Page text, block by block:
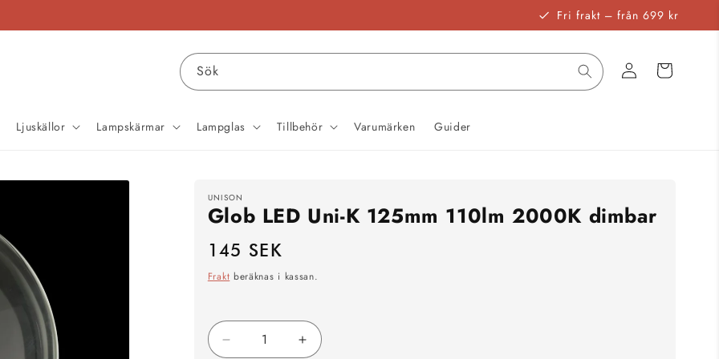
Fri frakt – från 699 kr
Ljuskällor Lampskärmar Lampglas Tillbehör Varumärken Guider
Sök
Logga
in
Varukorg
UNISON
Glob LED Uni-K 125mm 110lm 2000K dimbar
Ordinarie
pris
145 SEK
Frakt beräknas i kassan.
Minska
Öka